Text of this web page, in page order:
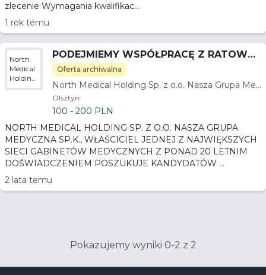
zlecenie Wymagania kwalifikac...
1 rok temu
North
Medical
Holding
Sp. z
Medyczna
sp.k.
PODEJMIEMY WSPÓŁPRACĘ Z RATOWNI
KAMI MEDYCZNYMI
Oferta archiwalna
North Medical Holding Sp. z o.o. Nasza Grupa Med
yczna sp.k.
Olsztyn
100 - 200 PLN
NORTH MEDICAL HOLDING SP. Z O.O. NASZA GRUPA
MEDYCZNA SP.K., WŁAŚCICIEL JEDNEJ Z NAJWIĘKSZYCH
SIECI GABINETÓW MEDYCZNYCH Z PONAD 20 LETNIM
DOŚWIADCZENIEM POSZUKUJE KANDYDATÓW ...
2 lata temu
Pokazujemy wyniki 0-2 z 2